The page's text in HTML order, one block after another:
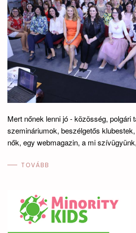
Mert nőnek lenni jó - közösség, polgári
szemináriumok, beszélgetős
nők, egy webmagazin, a mi
TOVÁBB